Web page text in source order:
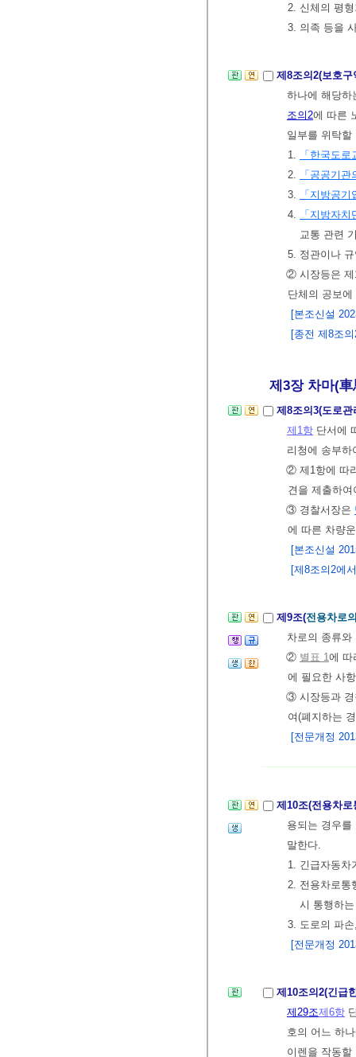
2. 신체의 평
3. 의족 등을
제8조의2(보호
하나에 해당
조의2에 따른
일부를 위탁
1.
「한국도
2.
「공공기
3.
「지방공기
4.
「지방자
교통 관련
5. 정관이나
② 시장등은 제
단체의 공보
[본조신설
[종전 제8조
제3장 차마(車
제8조의3(도로
제1항 단서에
리청에 송부하
② 제1항에 따
견을 제출하여
③ 경찰서장은
에 따른 차량
[본조신설
[제8조의2에
제9조(전용차로
차로의 종류와
② 별표 1에 따
에 필요한 사
③ 시장등과 경
여(폐지하는
[전문개정
제10조(전용차
용되는 경우를
말한다.
1. 긴급자동차
2. 전용차로통
시 통행하
3. 도로의 파
[전문개정
제10조의2(긴급
제29조제6항
호의 어느 하
이렌을 작동할